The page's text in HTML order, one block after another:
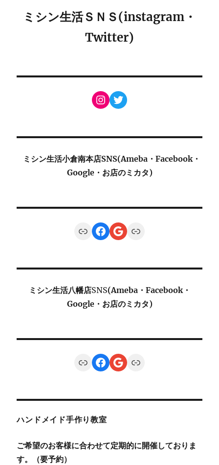
ミシン生活ＳＮＳ(instagram・
Twitter)
Instagram
Twitter
ミシン生活小倉南本店SNS(Ameba・Facebook・
Google・お店のミカタ)
LinkFacebook
Google
Link
ミシン生活八幡店SNS(Ameba・Facebook・
Google・お店のミカタ)
LinkFacebook
Google
Link
ハンドメイド手作り教室
ご希望のお客様に合わせて定期的に開催しておりま
す。（要予約）